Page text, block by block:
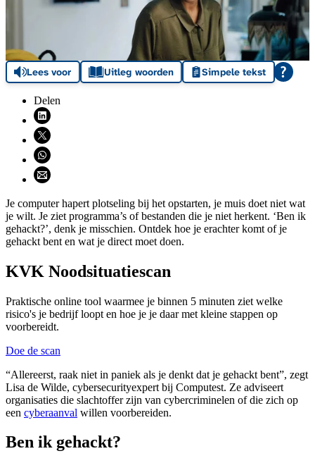
Lees voor Uitleg woorden Simpele tekst
Delen
Deel via LinkedIn (opent nieuw venster)
Deel via X (opent nieuw venster)
Deel via WhatsApp (opent WhatsApp)
Deel via email (opent email programma)
Je computer hapert plotseling bij het opstarten, je muis doet niet wat
je wilt. Je ziet programma’s of bestanden die je niet herkent. ‘Ben ik
gehackt?’, denk je misschien. Ontdek hoe je erachter komt of je
gehackt bent en wat je direct moet doen.
KVK Noodsituatiescan
Praktische online tool waarmee je binnen 5 minuten ziet welke
risico's je bedrijf loopt en hoe je je daar met kleine stappen op
voorbereidt.
Doe de scan
“Allereerst, raak niet in paniek als je denkt dat je gehackt bent”, zegt
Lisa de Wilde, cybersecurityexpert bij Computest. Ze adviseert
organisaties die slachtoffer zijn van cybercriminelen of die zich op
een cyberaanval willen voorbereiden.
Ben ik gehackt?